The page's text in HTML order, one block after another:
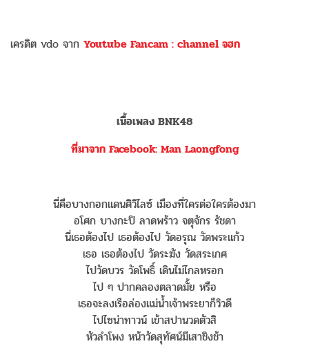
เครดิต vdo จาก Youtube Fancam : channel จฮก
เนื้อเพลง BNK48
ที่มาจาก Facebook: Man Laongfong
นี่คือบางกอกแดนศิวิไลซ์ เมืองที่ใครต่อใครต้องมา
อโศก บางกะปิ ลาดพร้าว จตุจักร รัชดา
นี่เธอต้องไป เธอต้องไป วัดอรุณ วัดพระแก้ว
เธอ เธอต้องไป วัดระฆัง วัดสระเกศ
ไปวัดบวร วัดโพธิ์ เดินไม่ไกลหรอก
ไป ๆ ปากคลองตลาดมั้ย หรือ
เธอจะลงเรือล่องแม่น้ำเจ้าพระยาก็วิวดี
ไปไซน่าทาวน์ เข้าสปานวดตัวสิ
หัวลำโพง หน้าวัดสุทัศน์มีเสาชิงช้า